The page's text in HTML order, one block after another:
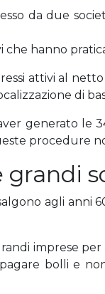
da due
che hanno
attivi al netto
di
generato le
procedure
grandi
agli anni
imprese
bolli e